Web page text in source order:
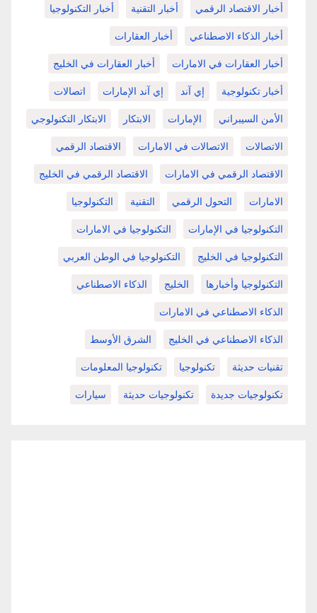
أخبار الاقتصاد الرقمي أخبار التقنية أخبار التكنولوجيا
أخبار الذكاء الاصطناعي أخبار العقارات
أخبار العقارات في الامارات أخبار العقارات في الخليج
أخبار تكنولوجية إي آند إي آند الإمارات اتصالات
الأمن السيبراني الإمارات الابتكار الابتكار التكنولوجي
الاتصالات الاتصالات في الامارات الاقتصاد الرقمي
الاقتصاد الرقمي في الامارات الاقتصاد الرقمي في الخليج
الامارات التحول الرقمي التقنية التكنولوجيا
التكنولوجيا في الإمارات التكنولوجيا في الامارات
التكنولوجيا في الخليج التكنولوجيا في الوطن العربي
التكنولوجيا وأخبارها الخليج الذكاء الاصطناعي
الذكاء الاصطناعي في الامارات
الذكاء الاصطناعي في الخليج الشرق الأوسط
تقنيات حديثة تكنولوجيا تكنولوجيا المعلومات
تكنولوجيات جديدة تكنولوجيات حديثة سيارات